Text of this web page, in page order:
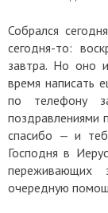
Собрался
сегодня-то:
завтра. Но оно
время написать
по телефону
поздравлениями
спасибо — и
Господня в
переживающих
очередную